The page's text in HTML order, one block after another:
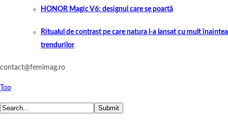
HONOR Magic V6: designul care se poartă
Ritualul de contrast pe care natura l-a lansat cu mult înaintea
trendurilor
contact@femimag.ro
Top
Submit